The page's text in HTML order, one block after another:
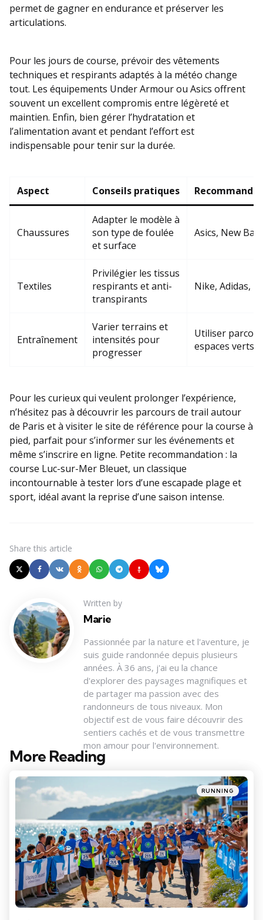
permet de gagner en endurance et préserver les
articulations.
Pour les jours de course, prévoir des vêtements
techniques et respirants adaptés à la météo change
tout. Les équipements Under Armour ou Asics offrent
souvent un excellent compromis entre légèreté et
maintien. Enfin, bien gérer l’hydratation et
l’alimentation avant et pendant l’effort est
indispensable pour tenir sur la durée.
Aspect Conseils pratiques
Chaussures
Adapter le modèle à
son type de foulée
et surface
Asics, New
Textiles
Privilégier les tissus
respirants et anti-
transpirants
Nike, Adidas,
Entraînement
Varier terrains et
intensités pour
progresser
Utiliser
espaces verts
Pour les curieux qui veulent prolonger l’expérience,
n’hésitez pas à découvrir les parcours de trail autour
de Paris et à visiter le site de référence pour la course à
pied, parfait pour s’informer sur les événements et
même s’inscrire en ligne. Petite recommandation : la
course Luc-sur-Mer Bleuet, un classique
incontournable à tester lors d’une escapade plage et
sport, idéal avant la reprise d’une saison intense.
Share this article
Written by
Marie
Passionnée par la nature et l'aventure, je
suis guide randonnée depuis plusieurs
années. À 36 ans, j'ai eu la chance
d'explorer des paysages magnifiques et
de partager ma passion avec des
randonneurs de tous niveaux. Mon
objectif est de vous faire découvrir des
sentiers cachés et de vous transmettre
mon amour pour l'environnement.
More Reading
Post
navigation
Posted
in
RUNNING